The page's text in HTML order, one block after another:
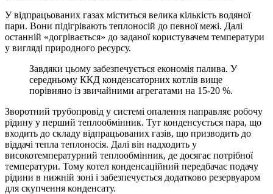
У відпрацьованих газах міститься велика кількість водяної
пари. Вони підігрівають теплоносій до певної межі. Далі
останній «догрівається» до заданої користувачем температури
у вигляді природного ресурсу.
Завдяки цьому забезпечується економія палива. У
середньому ККД конденсаторних котлів вище
порівняно із звичайними агрегатами на 15-20 %.
Зворотний трубопровід у системі опалення направляє робочу
рідину у перший теплообмінник. Тут конденсується пара, що
входить до складу відпрацьованих газів, що призводить до
віддачі тепла теплоносія. Далі він надходить у
високотемпературний теплообмінник, де досягає потрібної
температури. Тому котел конденсаційний передбачає подачу
рідини в нижній зоні і забезпечується додатково резервуаром
для скупчення конденсату.